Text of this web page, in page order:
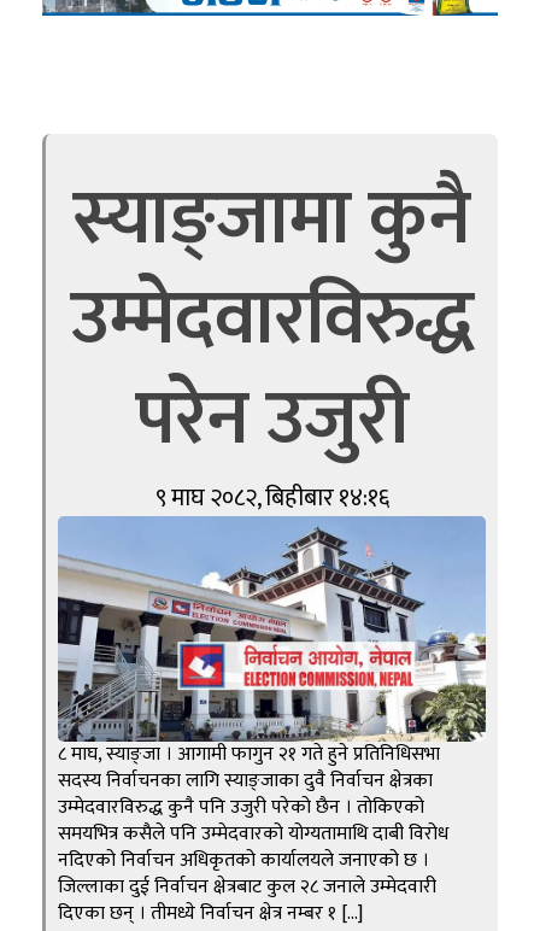
स्याङ्जामा कुनै
उम्मेदवारविरुद्ध
परेन उजुरी
९ माघ २०८२, बिहीबार १४:१६
८ माघ, स्याङ्जा । आगामी फागुन २१ गते हुने प्रतिनिधिसभा
सदस्य निर्वाचनका लागि स्याङ्जाका दुवै निर्वाचन क्षेत्रका
उम्मेदवारविरुद्ध कुनै पनि उजुरी परेको छैन । तोकिएको
समयभित्र कसैले पनि उम्मेदवारको योग्यतामाथि दाबी विरोध
नदिएको निर्वाचन अधिकृतको कार्यालयले जनाएको छ ।
जिल्लाका दुई निर्वाचन क्षेत्रबाट कुल २८ जनाले उम्मेदवारी
दिएका छन् । तीमध्ये निर्वाचन क्षेत्र नम्बर १ […]